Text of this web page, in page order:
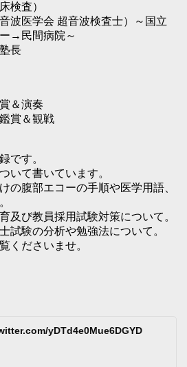
検査）
波医学会 超音波検査士）～国立
→民間病院～
長
＆演奏
賞＆観戦
です。
いて書いています。
の腹部エコーの手順や医学用語、
及び教員採用試験対策について。
試験の分析や勉強法について。
くださいませ。
yDTd4e0Mue6DGYD